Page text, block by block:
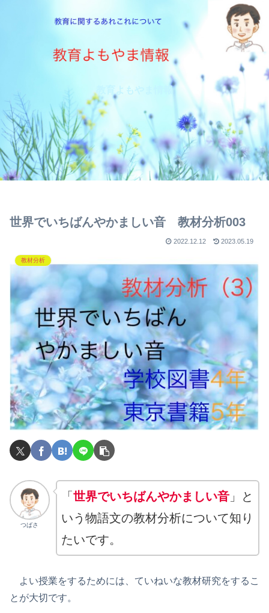
教育よもやま情報
世界でいちばんやかましい音 教材分析003
2022.12.12 2023.05.19
教材分析
つばさ
「世界でいちばんやかましい音」と
いう物語文の教材分析について知り
たいです。
よい授業をするためには、ていねいな教材研究をするこ
とが大切です。